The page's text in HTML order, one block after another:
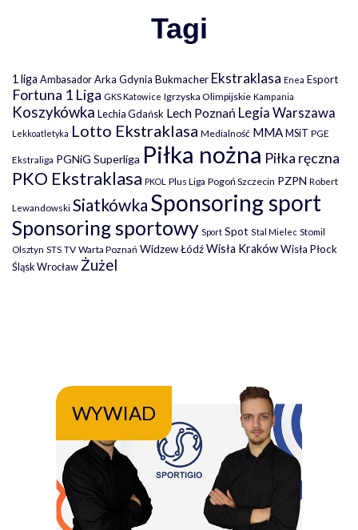
Tagi
1 liga Ambasador Arka Gdynia Bukmacher Ekstraklasa Enea Esport
Fortuna 1 Liga GKS Katowice Igrzyska Olimpijskie Kampania
Koszykówka Lechia Gdańsk Lech Poznań Legia Warszawa
Lekkoatletyka Lotto Ekstraklasa Medialność MMAMSiT PGE
Ekstraliga PGNiG Superliga Piłka nożna Piłka ręczna
PKO Ekstraklasa PKOL Plus Liga Pogoń Szczecin PZPN Robert
Lewandowski Siatkówka Sponsoring sport
Sponsoring sportowy Sport Spot Stal Mielec Stomil
Olsztyn STS TV Warta Poznań Widzew ŁódźWisła KrakówWisła Płock
Śląsk WrocławŻużel
WYWIAD